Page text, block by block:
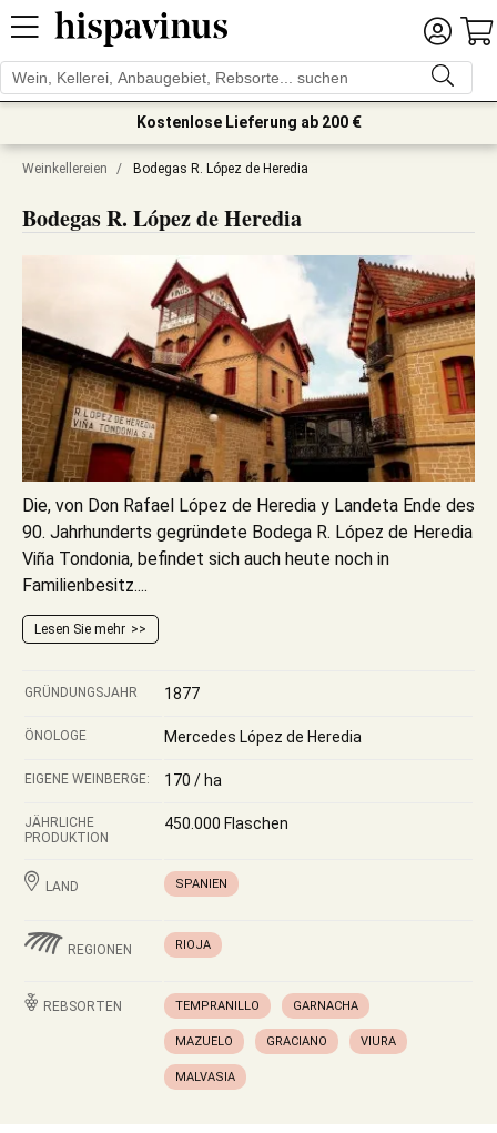
Kostenlose Lieferung ab 200 €
Weinkellereien / Bodegas R. López de Heredia
Bodegas R. López de Heredia
Die, von Don Rafael López de Heredia y Landeta Ende des
90. Jahrhunderts gegründete Bodega R. López de Heredia
Viña Tondonia, befindet sich auch heute noch in
Familienbesitz....
Lesen Sie mehr
GRÜNDUNGSJAHR 1877
ÖNOLOGE Mercedes López de Heredia
EIGENE WEINBERGE: 170 / ha
JÄHRLICHE
PRODUKTION
450.000 Flaschen
LAND SPANIEN
REGIONEN RIOJA
REBSORTEN TEMPRANILLO GARNACHA
MAZUELO GRACIANO VIURA
MALVASIA